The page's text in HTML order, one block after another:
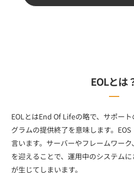
EOLとは
EOLとはEnd Of Lifeの略で、サポー
グラムの提供終了を意味します。
言います。サーバーやフレームワーク
を迎えることで、運用中のシステム
が生じてしまいます。